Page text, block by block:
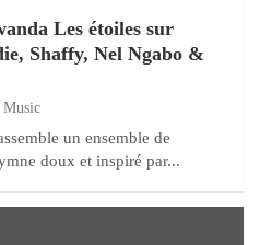
Les étoiles sur
Shaffy, Nel Ngabo &
un ensemble de
doux et inspiré par...